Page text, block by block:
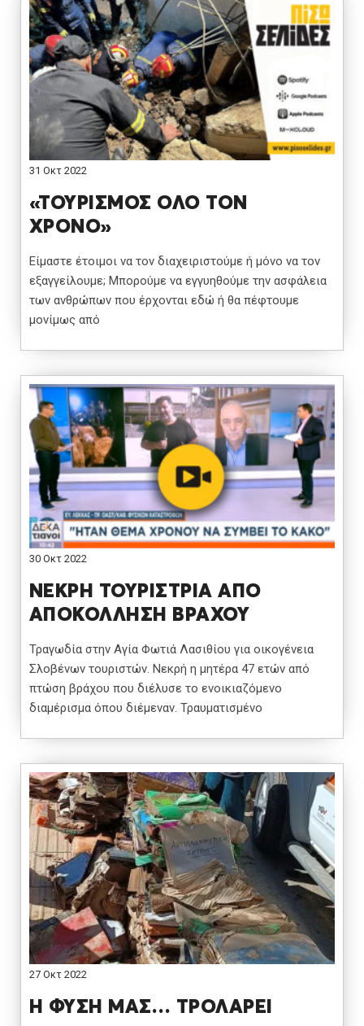
31 Οκτ 2022
«ΤΟΥΡΙΣΜΟΣ ΟΛΟ ΤΟΝ
ΧΡΟΝΟ»
Είμαστε έτοιμοι να τον διαχειριστούμε ή μόνο να τον
εξαγγείλουμε; Μπορούμε να εγγυηθούμε την ασφάλεια
των ανθρώπων που έρχονται εδώ ή θα πέφτουμε
μονίμως από
30 Οκτ 2022
ΝΕΚΡΗ ΤΟΥΡΙΣΤΡΙΑ ΑΠΟ
ΑΠΟΚΟΛΛΗΣΗ ΒΡΑΧΟΥ
Τραγωδία στην Αγία Φωτιά Λασιθίου για οικογένεια
Σλοβένων τουριστών. Νεκρή η μητέρα 47 ετών από
πτώση βράχου που διέλυσε το ενοικιαζόμενο
διαμέρισμα όπου διέμεναν. Τραυματισμένο
27 Οκτ 2022
Η ΦΥΣΗ ΜΑΣ… ΤΡΟΛΑΡΕΙ